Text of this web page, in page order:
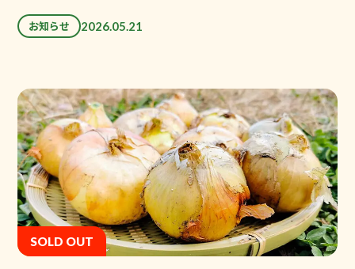
お知らせ 2026.05.21
SOLD OUT